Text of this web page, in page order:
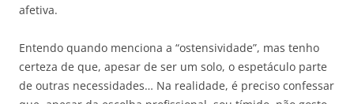
afetiva.
Entendo quando menciona a “ostensividade”, mas tenho
certeza de que, apesar de ser um solo, o espetáculo parte
de outras necessidades… Na realidade, é preciso confessar